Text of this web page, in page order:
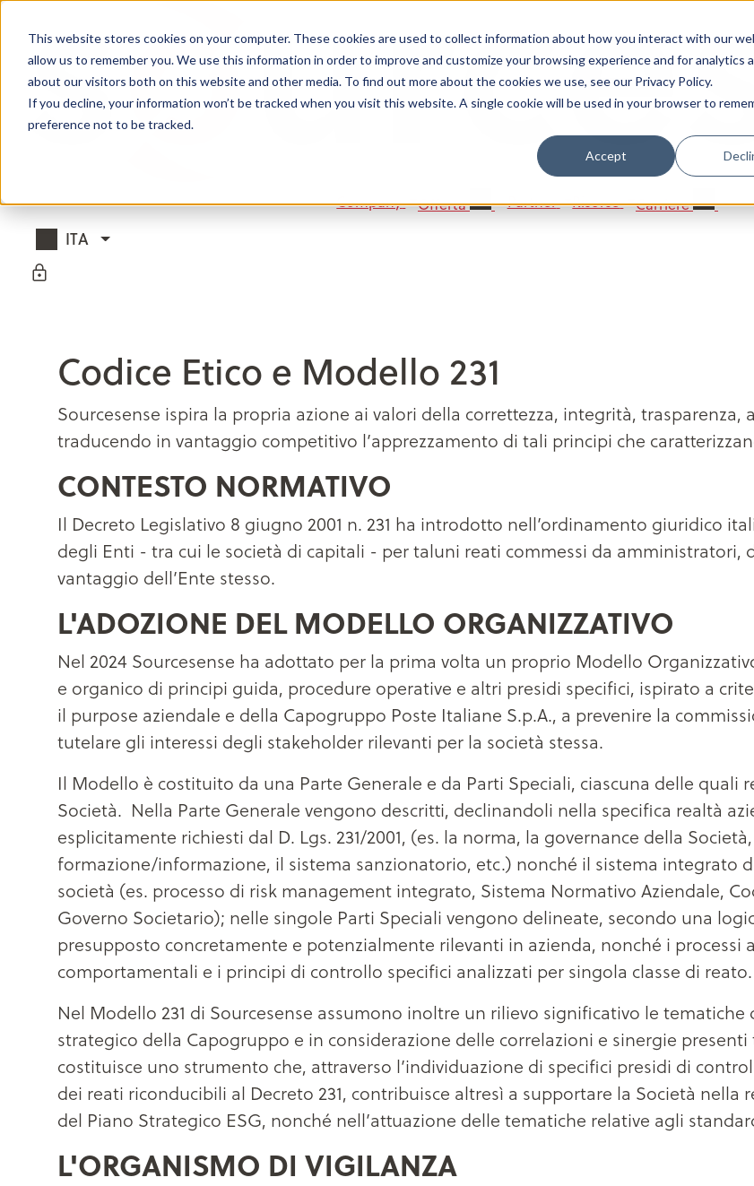
This website stores cookies on your computer. These cookies are used to collect information about how you interact with our
allow us to remember you. We use this information in order to improve and customize your browsing experience and for analytics
about our visitors both on this website and other media. To find out more about the cookies we use, see our Privacy Policy.
If you decline, your information won’t be tracked when you visit this website. A single cookie will be used in your browser to
preference not to be tracked.
Accept
Menu Principale
Company Offerta Partner Risorse Carriere
ITA
(seleziona un'altra lingua)
Codice Etico e Modello 231
Sourcesense ispira la propria azione ai valori della correttezza, integrità,
traducendo in vantaggio competitivo l’apprezzamento di tali principi che
CONTESTO NORMATIVO
Il Decreto Legislativo 8 giugno 2001 n. 231 ha introdotto nell’ordinamento giuridico
degli Enti - tra cui le società di capitali - per taluni reati commessi da amministratori,
vantaggio dell’Ente stesso.
L'ADOZIONE DEL MODELLO ORGANIZZATIVO
Nel 2024 Sourcesense ha adottato per la prima volta un proprio Modello
e organico di principi guida, procedure operative e altri presidi specifici, ispirato a
il purpose aziendale e della Capogruppo Poste Italiane S.p.A., a prevenire la
tutelare gli interessi degli stakeholder rilevanti per la società stessa.
Il Modello è costituito da una Parte Generale e da Parti Speciali, ciascuna delle quali
Società. Nella Parte Generale vengono descritti, declinandoli nella specifica realtà
esplicitamente richiesti dal D. Lgs. 231/2001, (es. la norma, la governance della
formazione/informazione, il sistema sanzionatorio, etc.) nonché il sistema integrato
società (es. processo di risk management integrato, Sistema Normativo Aziendale,
Governo Societario); nelle singole Parti Speciali vengono delineate, secondo una
presupposto concretamente e potenzialmente rilevanti in azienda, nonché i processi
comportamentali e i principi di controllo specifici analizzati per singola classe di reato.
Nel Modello 231 di Sourcesense assumono inoltre un rilievo significativo le
strategico della Capogruppo e in considerazione delle correlazioni e sinergie presenti
costituisce uno strumento che, attraverso l’individuazione di specifici presidi di
dei reati riconducibili al Decreto 231, contribuisce altresì a supportare la Società
del Piano Strategico ESG, nonché nell’attuazione delle tematiche relative agli
L'ORGANISMO DI VIGILANZA